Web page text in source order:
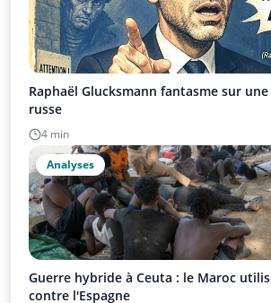
Raphaël Glucksmann fantasme sur
russe
4 min
Analyses
Guerre hybride à Ceuta : le Maroc
contre l'Espagne